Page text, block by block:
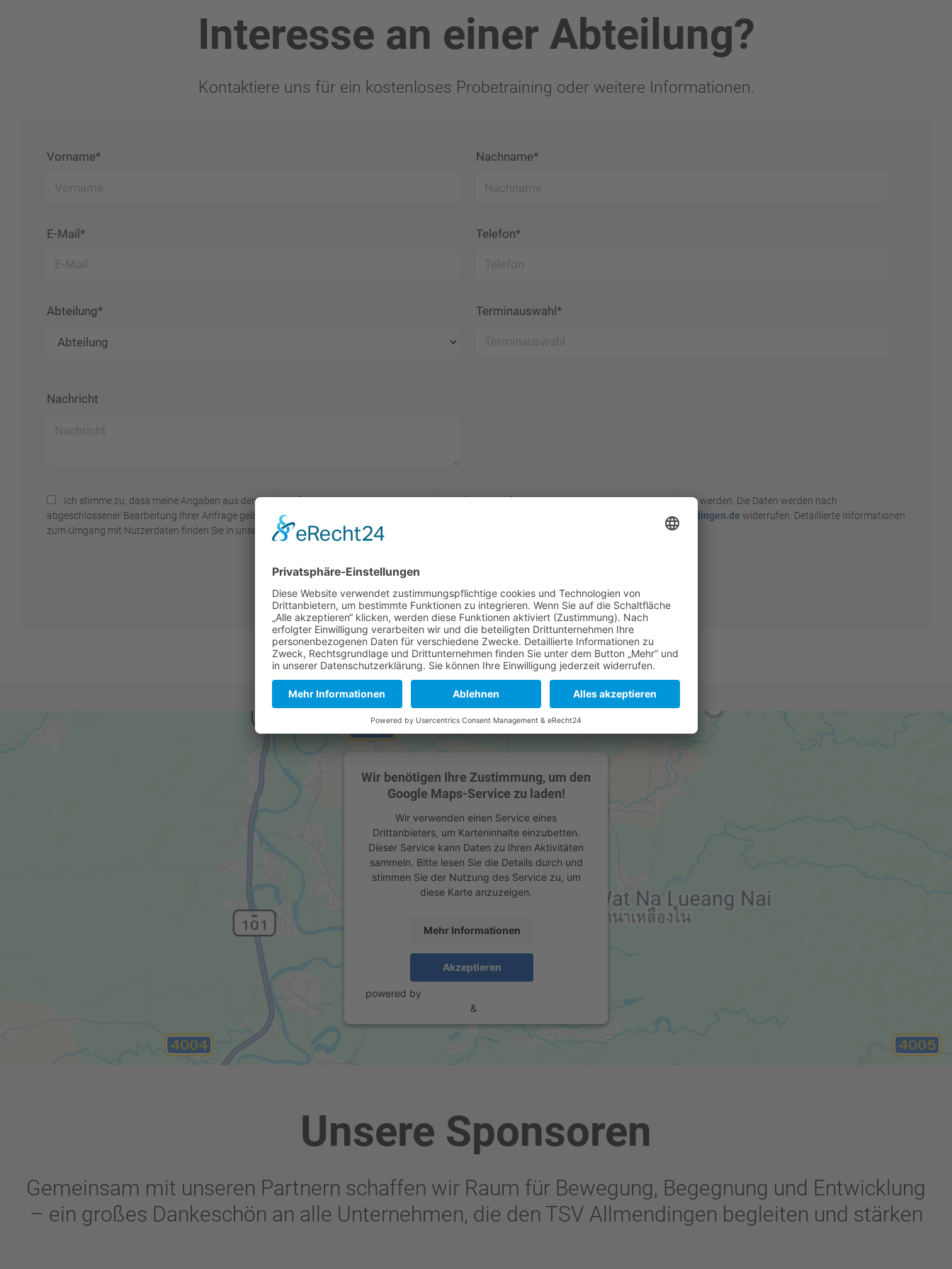
Interesse an einer Abteilung?
Kontaktiere uns für ein kostenloses Probetraining oder weitere Informationen.
Vorname* Nachname*
E-Mail* Telefon*
Abteilung* Terminauswahl*
Nachricht
Ich stimme zu, dass meine Angaben aus dem Kontaktformular zur Beantwortung meiner Anfrage und für Analysezwecke erhoben und verarbeitet werden. Die Daten werden nach
abgeschlossener Bearbeitung Ihrer Anfrage gelöscht. Hinweis: Sie können Ihre Einwilligung jederzeit für die Zukunft per E-Mail unter
info@tsv-allmendingen.de widerrufen. Detaillierte Informationen
zum Umgang mit Nutzerdaten finden Sie in unserer
Datenschutzerklärung.
Wir benötigen Ihre Zustimmung, um den
Google Maps-Service zu laden!
Wir verwenden einen Service eines
Drittanbieters, um Karteninhalte einzubetten.
Dieser Service kann Daten zu Ihren Aktivitäten
sammeln. Bitte lesen Sie die Details durch und
stimmen Sie der Nutzung des Service zu, um
diese Karte anzuzeigen.
Mehr Informationen
Akzeptieren
powered by
&
Unsere Sponsoren
Gemeinsam mit unseren Partnern schaffen wir Raum für Bewegung, Begegnung und Entwicklung
– ein großes Dankeschön an alle Unternehmen, die den TSV Allmendingen begleiten und stärken